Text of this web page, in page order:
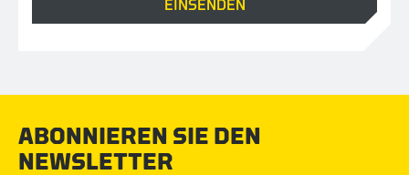
ABONNIEREN SIE DEN
NEWSLETTER